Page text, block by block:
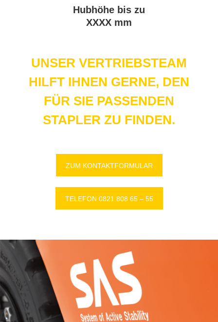
Hub­hö­he bis zu
XXXX mm
UNSER VERTRIEBSTEAM
HILFT IHNEN GERNE, DEN
FÜR SIE PASSENDEN
STAPLER ZU FINDEN.
ZUM KON­TAKT­FOR­MU­LAR
TE­LE­FON 0821 808 65 – 55